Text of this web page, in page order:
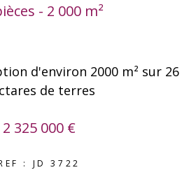
- 2 000 m²
d'environ 2000 m² sur 26
de terres
2 325 000 €
: JD 3722